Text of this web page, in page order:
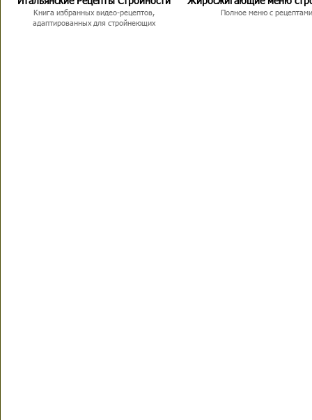
Книга избранных видео-рецептов,
адаптированных для стройнеющих
Полное меню с рецептами